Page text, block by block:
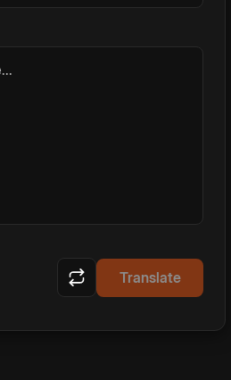
Translate